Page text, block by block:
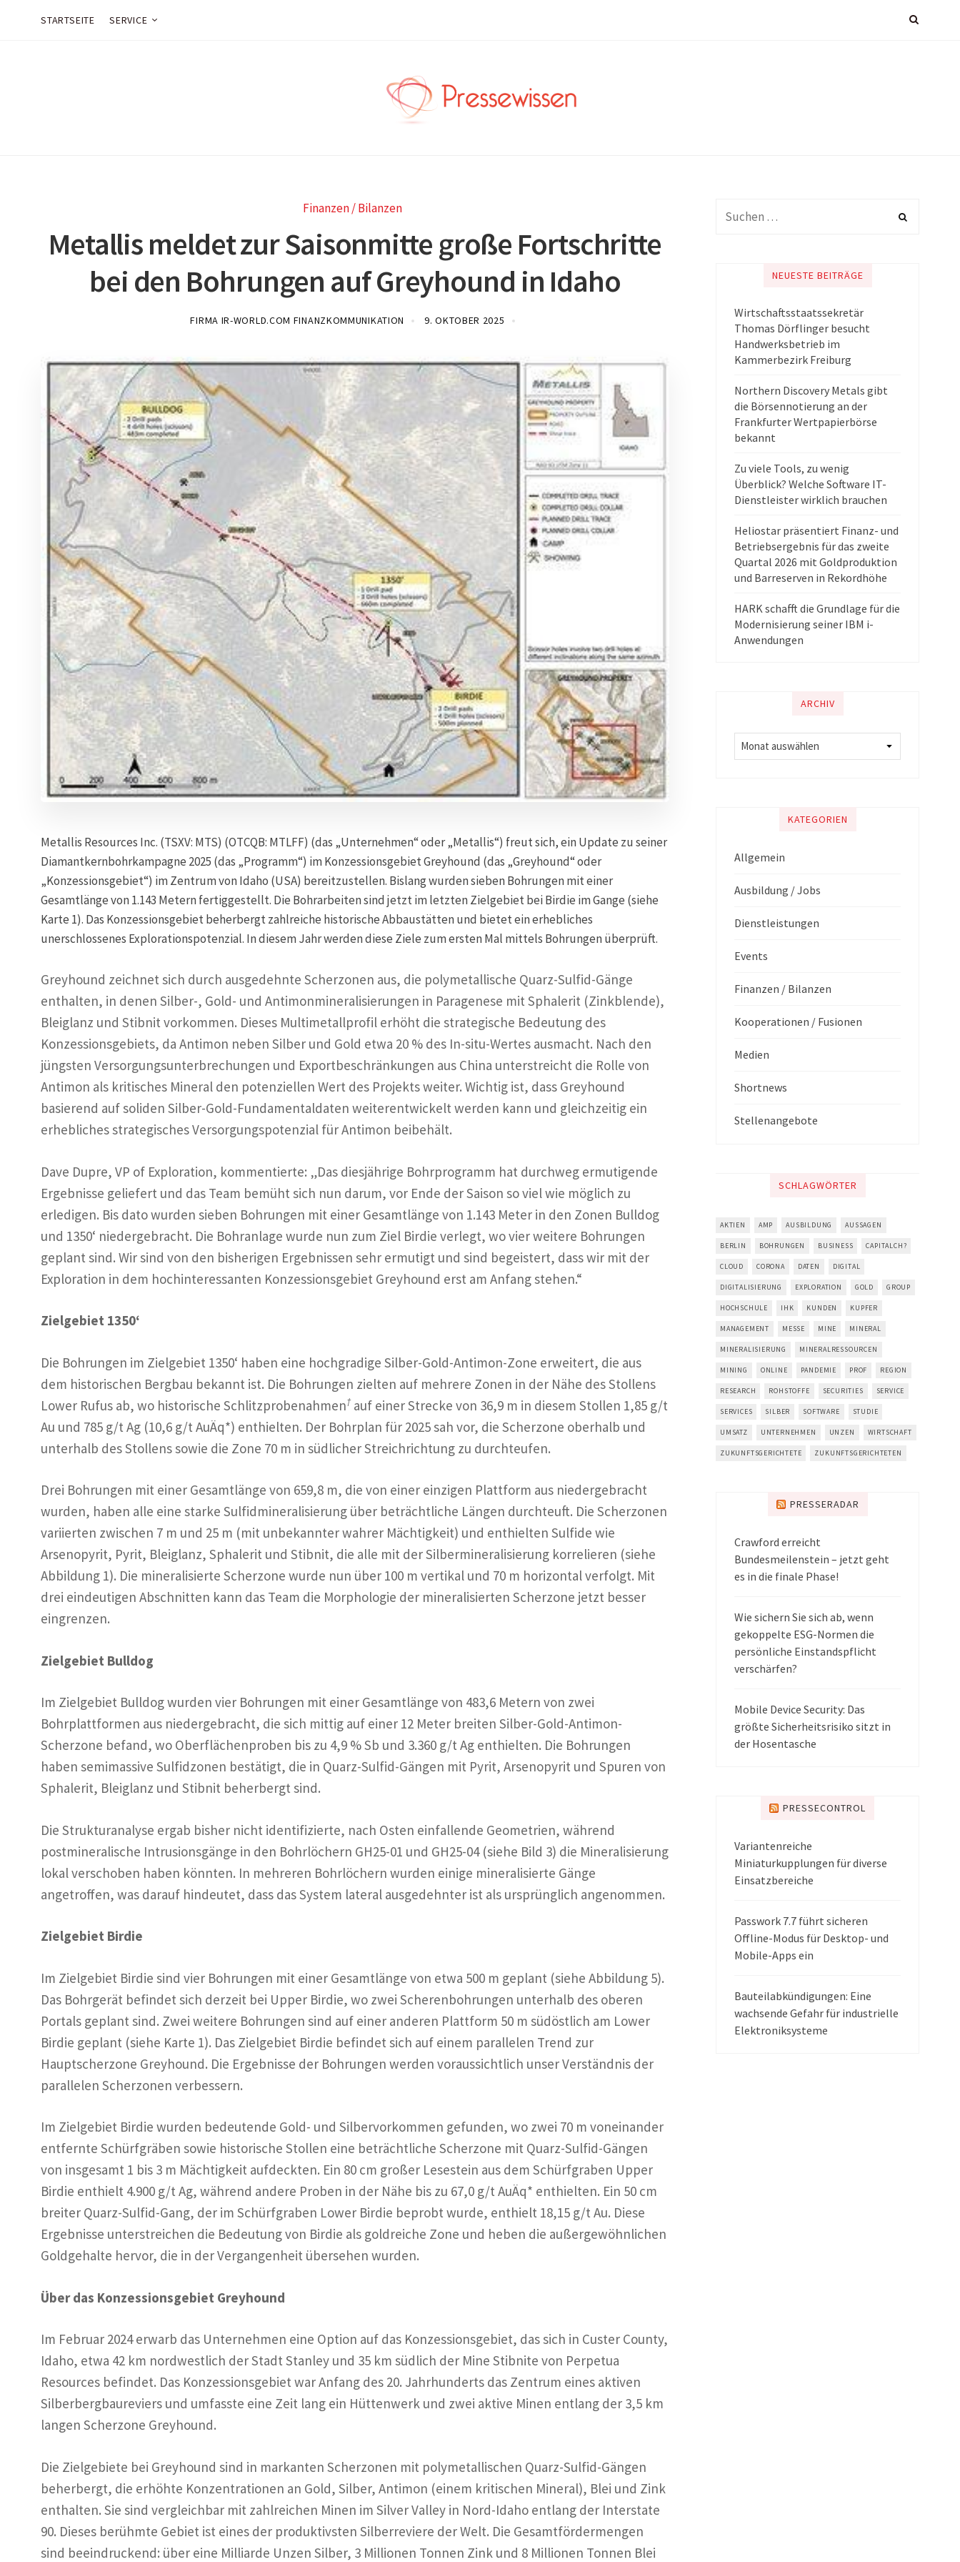
STARTSEITE SERVICE
Finanzen / Bilanzen
Metallis meldet zur Saisonmitte große Fortschritte
bei den Bohrungen auf Greyhound in Idaho
FIRMA IR-WORLD.COM FINANZKOMMUNIKATION 9. OKTOBER 2025
Metallis Resources Inc. (TSXV: MTS) (OTCQB: MTLFF) (das „Unternehmen“ oder „Metallis“) freut sich, ein Update zu seiner
Diamantkernbohrkampagne 2025 (das „Programm“) im Konzessionsgebiet Greyhound (das „Greyhound“ oder
„Konzessionsgebiet“) im Zentrum von Idaho (USA) bereitzustellen. Bislang wurden sieben Bohrungen mit einer
Gesamtlänge von 1.143 Metern fertiggestellt. Die Bohrarbeiten sind jetzt im letzten Zielgebiet bei Birdie im Gange (siehe
Karte 1). Das Konzessionsgebiet beherbergt zahlreiche historische Abbaustätten und bietet ein erhebliches
unerschlossenes Explorationspotenzial. In diesem Jahr werden diese Ziele zum ersten Mal mittels Bohrungen überprüft.
Greyhound zeichnet sich durch ausgedehnte Scherzonen aus, die polymetallische Quarz-Sulfid-Gänge
enthalten, in denen Silber-, Gold- und Antimonmineralisierungen in Paragenese mit Sphalerit (Zinkblende),
Bleiglanz und Stibnit vorkommen. Dieses Multimetallprofil erhöht die strategische Bedeutung des
Konzessionsgebiets, da Antimon neben Silber und Gold etwa 20 % des In-situ-Wertes ausmacht. Nach den
jüngsten Versorgungsunterbrechungen und Exportbeschränkungen aus China unterstreicht die Rolle von
Antimon als kritisches Mineral den potenziellen Wert des Projekts weiter. Wichtig ist, dass Greyhound
basierend auf soliden Silber-Gold-Fundamentaldaten weiterentwickelt werden kann und gleichzeitig ein
erhebliches strategisches Versorgungspotenzial für Antimon beibehält.
Dave Dupre, VP of Exploration, kommentierte: „Das diesjährige Bohrprogramm hat durchweg ermutigende
Ergebnisse geliefert und das Team bemüht sich nun darum, vor Ende der Saison so viel wie möglich zu
erledigen. Bis dato wurden sieben Bohrungen mit einer Gesamtlänge von 1.143 Meter in den Zonen Bulldog
und 1350‘ niedergebracht. Die Bohranlage wurde nun zum Ziel Birdie verlegt, wo vier weitere Bohrungen
geplant sind. Wir sind von den bisherigen Ergebnissen sehr ermutigt und sind begeistert, dass wir mit der
Exploration in dem hochinteressanten Konzessionsgebiet Greyhound erst am Anfang stehen.“
Zielgebiet 1350‘
Die Bohrungen im Zielgebiet 1350‘ haben eine hochgradige Silber-Gold-Antimon-Zone erweitert, die aus
dem historischen Bergbau bekannt ist. Die Bohrungen zielten auf mehrere Zonen in der Nähe des Stollens
Lower Rufus ab, wo historische Schlitzprobenahmen†auf einer Strecke von 36,9 m in diesem Stollen 1,85 g/t
Au und 785 g/t Ag (10,6 g/t AuÄq*) enthielten. Der Bohrplan für 2025 sah vor, die Scherzone oberhalb und
unterhalb des Stollens sowie die Zone 70 m in südlicher Streichrichtung zu durchteufen.
Drei Bohrungen mit einer Gesamtlänge von 659,8 m, die von einer einzigen Plattform aus niedergebracht
wurden, haben alle eine starke Sulfidmineralisierung über beträchtliche Längen durchteuft. Die Scherzonen
variierten zwischen 7 m und 25 m (mit unbekannter wahrer Mächtigkeit) und enthielten Sulfide wie
Arsenopyrit, Pyrit, Bleiglanz, Sphalerit und Stibnit, die alle mit der Silbermineralisierung korrelieren (siehe
Abbildung 1). Die mineralisierte Scherzone wurde nun über 100 m vertikal und 70 m horizontal verfolgt. Mit
drei eindeutigen Abschnitten kann das Team die Morphologie der mineralisierten Scherzone jetzt besser
eingrenzen.
Zielgebiet Bulldog
Im Zielgebiet Bulldog wurden vier Bohrungen mit einer Gesamtlänge von 483,6 Metern von zwei
Bohrplattformen aus niedergebracht, die sich mittig auf einer 12 Meter breiten Silber-Gold-Antimon-
Scherzone befand, wo Oberflächenproben bis zu 4,9 % Sb und 3.360 g/t Ag enthielten. Die Bohrungen
haben semimassive Sulfidzonen bestätigt, die in Quarz-Sulfid-Gängen mit Pyrit, Arsenopyrit und Spuren von
Sphalerit, Bleiglanz und Stibnit beherbergt sind.
Die Strukturanalyse ergab bisher nicht identifizierte, nach Osten einfallende Geometrien, während
postmineralische Intrusionsgänge in den Bohrlöchern GH25-01 und GH25-04 (siehe Bild 3) die Mineralisierung
lokal verschoben haben könnten. In mehreren Bohrlöchern wurden einige mineralisierte Gänge
angetroffen, was darauf hindeutet, dass das System lateral ausgedehnter ist als ursprünglich angenommen.
Zielgebiet Birdie
Im Zielgebiet Birdie sind vier Bohrungen mit einer Gesamtlänge von etwa 500 m geplant (siehe Abbildung 5).
Das Bohrgerät befindet sich derzeit bei Upper Birdie, wo zwei Scherenbohrungen unterhalb des oberen
Portals geplant sind. Zwei weitere Bohrungen sind auf einer anderen Plattform 50 m südöstlich am Lower
Birdie geplant (siehe Karte 1). Das Zielgebiet Birdie befindet sich auf einem parallelen Trend zur
Hauptscherzone Greyhound. Die Ergebnisse der Bohrungen werden voraussichtlich unser Verständnis der
parallelen Scherzonen verbessern.
Im Zielgebiet Birdie wurden bedeutende Gold- und Silbervorkommen gefunden, wo zwei 70 m voneinander
entfernte Schürfgräben sowie historische Stollen eine beträchtliche Scherzone mit Quarz-Sulfid-Gängen
von insgesamt 1 bis 3 m Mächtigkeit aufdeckten. Ein 80 cm großer Lesestein aus dem Schürfgraben Upper
Birdie enthielt 4.900 g/t Ag, während andere Proben in der Nähe bis zu 67,0 g/t AuÄq* enthielten. Ein 50 cm
breiter Quarz-Sulfid-Gang, der im Schürfgraben Lower Birdie beprobt wurde, enthielt 18,15 g/t Au. Diese
Ergebnisse unterstreichen die Bedeutung von Birdie als goldreiche Zone und heben die außergewöhnlichen
Goldgehalte hervor, die in der Vergangenheit übersehen wurden.
Über das Konzessionsgebiet Greyhound
Im Februar 2024 erwarb das Unternehmen eine Option auf das Konzessionsgebiet, das sich in Custer County,
Idaho, etwa 42 km nordwestlich der Stadt Stanley und 35 km südlich der Mine Stibnite von Perpetua
Resources befindet. Das Konzessionsgebiet war Anfang des 20. Jahrhunderts das Zentrum eines aktiven
Silberbergbaureviers und umfasste eine Zeit lang ein Hüttenwerk und zwei aktive Minen entlang der 3,5 km
langen Scherzone Greyhound.
Die Zielgebiete bei Greyhound sind in markanten Scherzonen mit polymetallischen Quarz-Sulfid-Gängen
beherbergt, die erhöhte Konzentrationen an Gold, Silber, Antimon (einem kritischen Mineral), Blei und Zink
enthalten. Sie sind vergleichbar mit zahlreichen Minen im Silver Valley in Nord-Idaho entlang der Interstate
90. Dieses berühmte Gebiet ist eines der produktivsten Silberreviere der Welt. Die Gesamtfördermengen
sind beeindruckend: über eine Milliarde Unzen Silber, 3 Millionen Tonnen Zink und 8 Millionen Tonnen Blei
NEUESTE BEITRÄGE
Wirtschaftsstaatssekretär
Thomas Dörflinger besucht
Handwerksbetrieb im
Kammerbezirk Freiburg
Northern Discovery Metals gibt
die Börsennotierung an der
Frankfurter Wertpapierbörse
bekannt
Zu viele Tools, zu wenig
Überblick? Welche Software IT-
Dienstleister wirklich brauchen
Heliostar präsentiert Finanz- und
Betriebsergebnis für das zweite
Quartal 2026 mit Goldproduktion
und Barreserven in Rekordhöhe
HARK schafft die Grundlage für die
Modernisierung seiner IBM i-
Anwendungen
ARCHIV
KATEGORIEN
Allgemein
Ausbildung / Jobs
Dienstleistungen
Events
Finanzen / Bilanzen
Kooperationen / Fusionen
Medien
Shortnews
Stellenangebote
SCHLAGWÖRTER
AKTIEN AMP AUSBILDUNG AUSSAGEN
BERLIN BOHRUNGEN BUSINESS CAPITALCH?
CLOUD CORONA DATEN DIGITAL
DIGITALISIERUNG EXPLORATION GOLD GROUP
HOCHSCHULE IHK KUNDEN KUPFER
MANAGEMENT MESSE MINE MINERAL
MINERALISIERUNG MINERALRESSOURCEN
MINING ONLINE PANDEMIE PROF REGION
RESEARCH ROHSTOFFE SECURITIES SERVICE
SERVICES SILBER SOFTWARE STUDIE
UMSATZ UNTERNEHMEN UNZEN WIRTSCHAFT
ZUKUNFTSGERICHTETE ZUKUNFTSGERICHTETEN
PRESSERADAR
Crawford erreicht
Bundesmeilenstein – jetzt geht
es in die finale Phase!
Wie sichern Sie sich ab, wenn
gekoppelte ESG-Normen die
persönliche Einstandspflicht
verschärfen?
Mobile Device Security: Das
größte Sicherheitsrisiko sitzt in
der Hosentasche
PRESSECONTROL
Variantenreiche
Miniaturkupplungen für diverse
Einsatzbereiche
Passwork 7.7 führt sicheren
Offline-Modus für Desktop- und
Mobile-Apps ein
Bauteilabkündigungen: Eine
wachsende Gefahr für industrielle
Elektroniksysteme